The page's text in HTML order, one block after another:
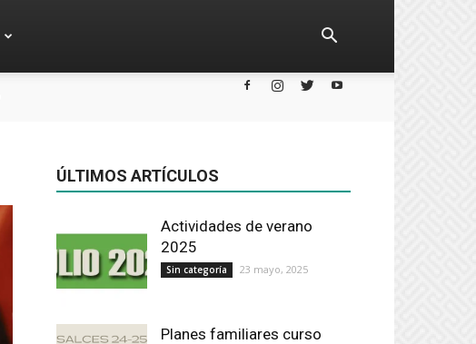
ÚLTIMOS ARTÍCULOS
Actividades de verano
2025
Sin categoría 23 mayo, 2025
Planes familiares curso